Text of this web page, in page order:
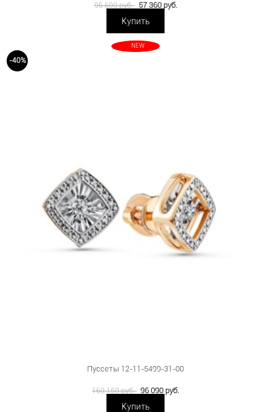
95 600 руб. 57 360 руб.
Купить
-40%
NEW
Пуссеты 12-11-5499-31-00
160 150 руб. 96 090 руб.
Купить